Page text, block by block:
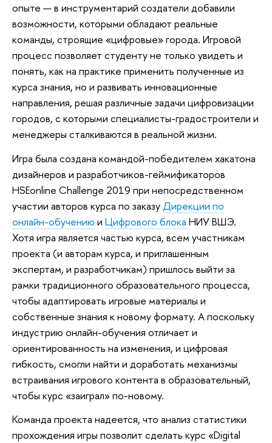
опыте — в инструментарий создатели добавили
возможности, которыми обладают реальные
команды, строящие «цифровые» города. Игровой
процесс позволяет студенту не только увидеть и
понять, как на практике применить полученные из
курса знания, но и развивать инновационные
направления, решая различные задачи цифровизации
городов, с которыми специалисты-градостроители и
менеджеры сталкиваются в реальной жизни.
Игра была создана командой-победителем хакатона
дизайнеров и разработчиков-геймификаторов
HSEonline Challenge 2019 при непосредственном
участии авторов курса по заказуДирекции по
онлайн-обучению и Цифрового блока НИУ ВШЭ.
Хотя игра является частью курса, всем участникам
проекта (и авторам курса, и приглашенным
экспертам, и разработчикам) пришлось выйти за
рамки традиционного образовательного процесса,
чтобы адаптировать игровые материалы и
собственные знания к новому формату. А поскольку
индустрию онлайн-обучения отличает и
ориентированность на изменения, и цифровая
гибкость, смогли найти и доработать механизмы
встраивания игрового контента в образовательный,
чтобы курс «заиграл» по-новому.
Команда проекта надеется, что анализ статистики
прохождения игры позволит сделать курс «Digital